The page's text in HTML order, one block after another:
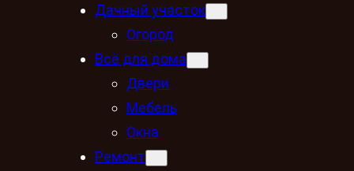
Дачный участок
Огород
Всё для дома
Двери
Мебель
Окна
Ремонт